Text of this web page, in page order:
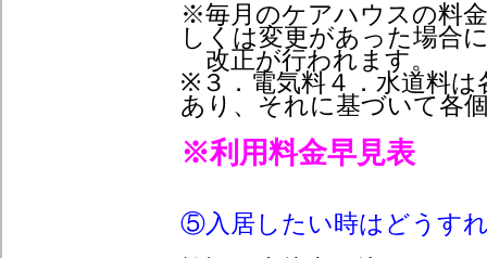
※毎月のケアハウスの料
しくは変更があった場合
改正が行われます。
※３．電気料４．水道料
あり、それに基づいて各
※利用料金早見表
⑤入居したい時はどうす